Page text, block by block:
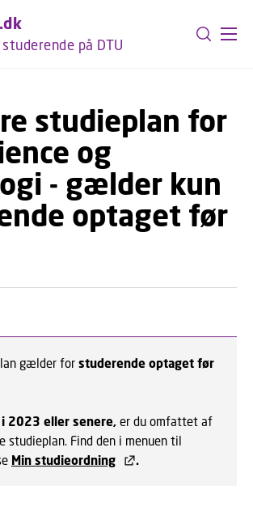
på DTU
studieplan for
og
- gælder kun
optaget før
gælder for studerende optaget før
2023 eller senere, er du omfattet af
studieplan. Find den i menuen til
Min studieordning .